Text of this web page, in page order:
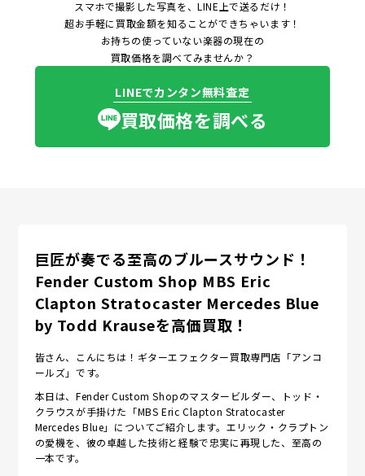
スマホで撮影した写真を、LINE上で送るだけ！
超お手軽に買取金額を知ることができちゃいます！
お持ちの使っていない楽器の現在の
買取価格を調べてみませんか？
LINEでカンタン無料査定
買取価格を調べる
巨匠が奏でる至高のブルースサウンド！
Fender Custom Shop MBS Eric
Clapton Stratocaster Mercedes Blue
by Todd Krauseを高価買取！
皆さん、こんにちは！ギターエフェクター買取専門店「アンコ
ールズ」です。
本日は、Fender Custom Shopのマスタービルダー、トッド・
クラウスが手掛けた「MBS Eric Clapton Stratocaster
Mercedes Blue」についてご紹介します。エリック・クラプトン
の愛機を、彼の卓越した技術と経験で忠実に再現した、至高の
一本です。